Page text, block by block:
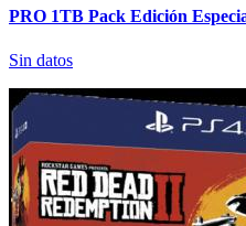
PRO 1TB Pack Edición
Sin datos